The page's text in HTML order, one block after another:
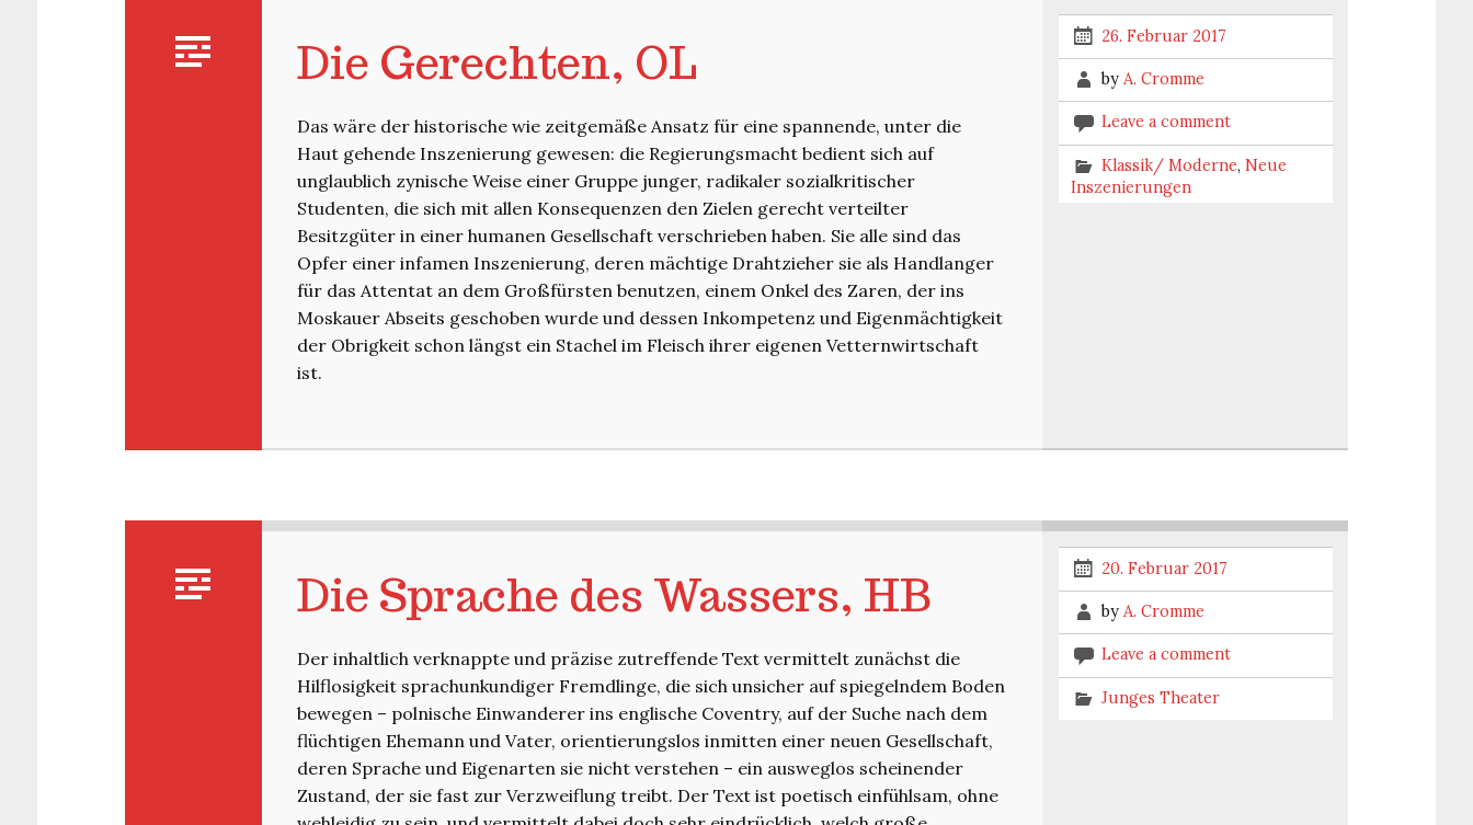
Die Gerechten, OL
Das wäre der historische wie zeitgemäße Ansatz für eine spannende, unter die
Haut gehende Inszenierung gewesen: die Regierungsmacht bedient sich auf
unglaublich zynische Weise einer Gruppe junger, radikaler sozialkritischer
Studenten, die sich mit allen Konsequenzen den Zielen gerecht verteilter
Besitzgüter in einer humanen Gesellschaft verschrieben haben. Sie alle sind das
Opfer einer infamen Inszenierung, deren mächtige Drahtzieher sie als Handlanger
für das Attentat an dem Großfürsten benutzen, einem Onkel des Zaren, der ins
Moskauer Abseits geschoben wurde und dessen Inkompetenz und Eigenmächtigkeit
der Obrigkeit schon längst ein Stachel im Fleisch ihrer eigenen Vetternwirtschaft
ist.
26. Februar 2017
by A. Cromme
Leave a comment
Klassik/ Moderne,Neue
Inszenierungen
Die Sprache des Wassers, HB
Der inhaltlich verknappte und präzise zutreffende Text vermittelt zunächst die
Hilflosigkeit sprachunkundiger Fremdlinge, die sich unsicher auf spiegelndem Boden
bewegen – polnische Einwanderer ins englische Coventry, auf der Suche nach dem
flüchtigen Ehemann und Vater, orientierungslos inmitten einer neuen Gesellschaft,
deren Sprache und Eigenarten sie nicht verstehen – ein ausweglos scheinender
Zustand, der sie fast zur Verzweiflung treibt. Der Text ist poetisch einfühlsam, ohne
20. Februar 2017
by A. Cromme
Leave a comment
Junges Theater